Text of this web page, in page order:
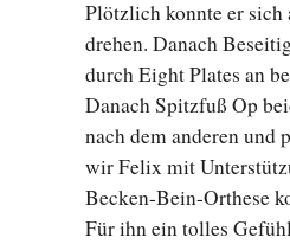
Plötzlich konnte er sich
drehen. Danach
durch Eight Plates an
Danach Spitzfuß Op
nach dem anderen und
wir Felix mit
Becken-Bein-Orthese
Für ihn ein tolles